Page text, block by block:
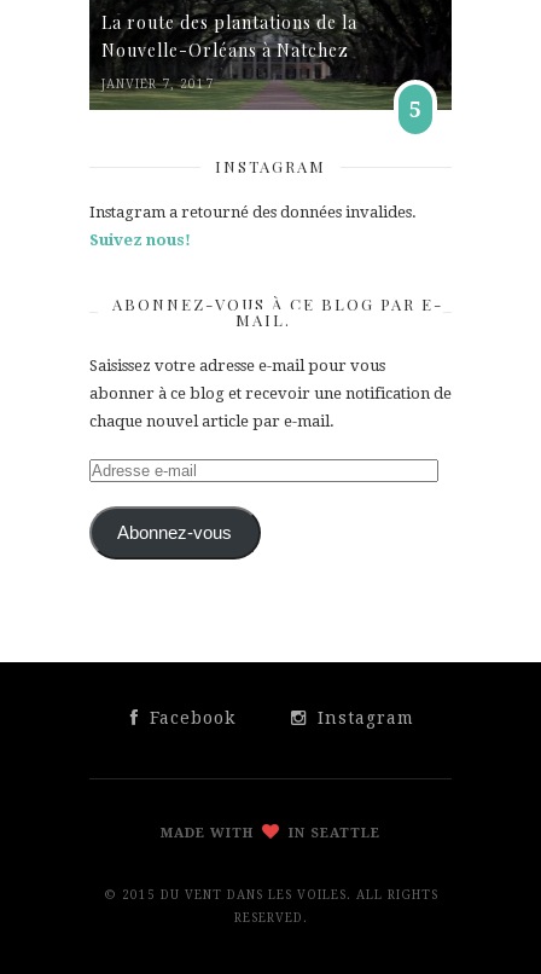
La route des plantations de la
Nouvelle-Orléans à Natchez
JANVIER 7, 2017
5
INSTAGRAM
Instagram a retourné des données invalides.
Suivez nous!
ABONNEZ-VOUS À CE BLOG PAR E-
MAIL.
Saisissez votre adresse e-mail pour vous
abonner à ce blog et recevoir une notification de
chaque nouvel article par e-mail.
Adresse
mail Abonnez-vous
Facebook Instagram
MADE WITH IN SEATTLE
© 2015 DU VENT DANS LES VOILES. ALL RIGHTS
RESERVED.